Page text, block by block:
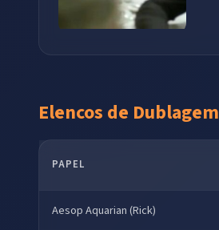
Elencos de Dublagem
PAPEL
Aesop Aquarian (Rick)